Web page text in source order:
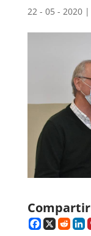
22 - 05 - 2020|
Compartir